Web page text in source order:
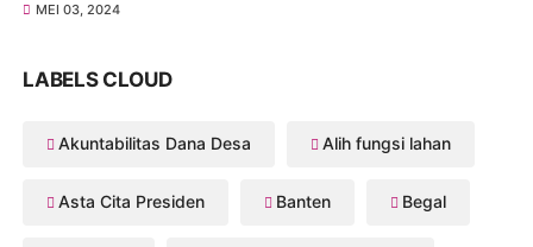
MEI 03, 2024
LABELS CLOUD
Akuntabilitas Dana Desa Alih fungsi lahan
Asta Cita Presiden Banten Begal